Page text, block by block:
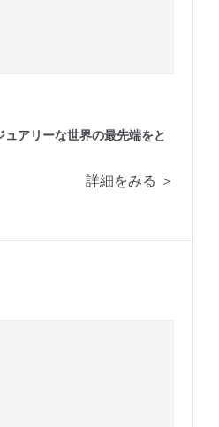
ュアリーな世界の最先端をと
詳細をみる ＞